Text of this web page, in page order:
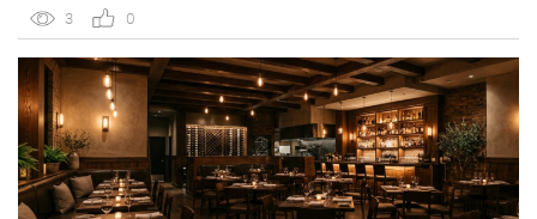
Агентство продвигает ресторан OSH by Урюк в
геоперформансе […]
3 0